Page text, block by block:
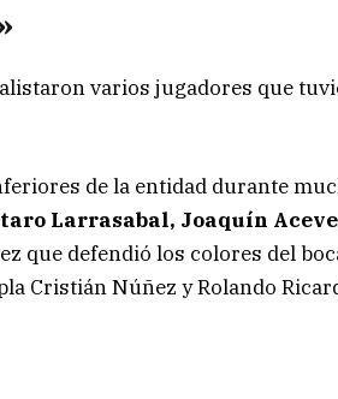
varios jugadores que
de la entidad durante
Larrasabal, Joaquín
que defendió los colores del
Cristián Núñez y Rolando